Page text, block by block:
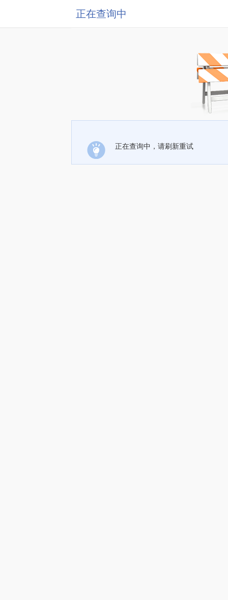
正在查询中
正在查询中，请刷新重试